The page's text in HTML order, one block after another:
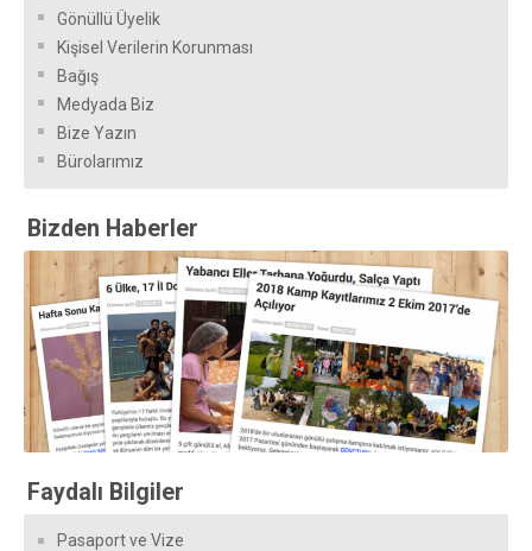
Gönüllü Üyelik
Kişisel Verilerin Korunması
Bağış
Medyada Biz
Bize Yazın
Bürolarımız
Bizden Haberler
Faydalı Bilgiler
Pasaport ve Vize